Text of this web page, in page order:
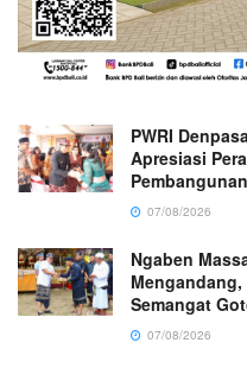
PWRI
Apresiasi
Pembangunan
07/08/2026
Ngaben
Semangat
07/08/2026